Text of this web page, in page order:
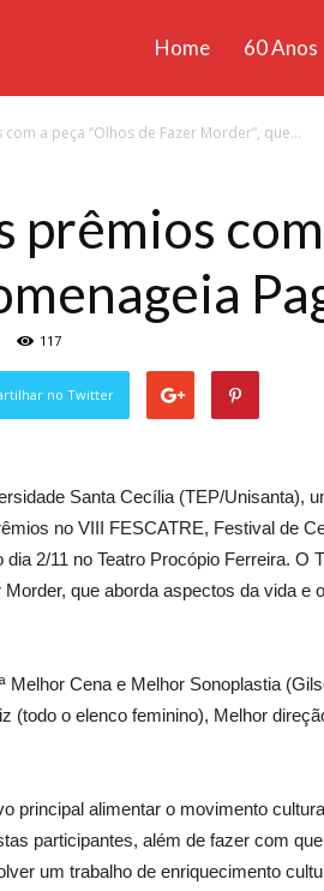
Home 60 Anos
a peça “Olhos de Fazer Morder”, que...
prêmios
117
no Twitter
Santa Cecília (TEP/Unisanta),
no VIII FESCATRE, Festival de
2/11 no Teatro Procópio Ferreira. O
que aborda aspectos da vida e
Cena e Melhor Sonoplastia
(todo o elenco feminino), Melhor
principal alimentar o movimento
participantes, além de fazer com
um trabalho de enriquecimento